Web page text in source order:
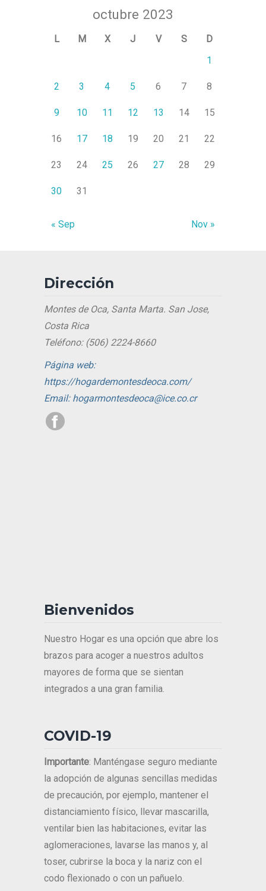
octubre 2023
L M X J V S
D
1
2 3 4 5 6 7 8
9 10 11 12 13 14 15
16 17 18 19 20 21 22
23 24 25 26 27 28 29
30 31
« Sep Nov »
Dirección
Montes de Oca, Santa Marta. San Jose,
Costa Rica
Teléfono: (506) 2224-8660
Página web:
https://hogardemontesdeoca.com/
Email: hogarmontesdeoca@ice.co.cr
Bienvenidos
Nuestro Hogar es una opción que abre los
brazos para acoger a nuestros adultos
mayores de forma que se sientan
integrados a una gran familia.
COVID-19
Importante: Manténgase seguro mediante
la adopción de algunas sencillas medidas
de precaución, por ejemplo, mantener el
distanciamiento físico, llevar mascarilla,
ventilar bien las habitaciones, evitar las
aglomeraciones, lavarse las manos y, al
toser, cubrirse la boca y la nariz con el
codo flexionado o con un pañuelo.